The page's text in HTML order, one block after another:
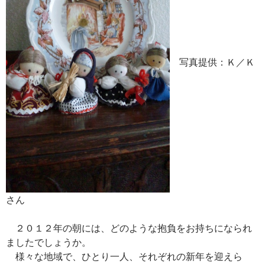
写真提供：Ｋ／Ｋ
さん
２０１２年の朝には、どのような抱負をお持ちになられ
ましたでしょうか。
様々な地域で、ひとり一人、それぞれの新年を迎えら